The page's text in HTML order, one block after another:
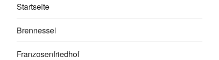
Startseite
Brennessel
Franzosenfriedhof